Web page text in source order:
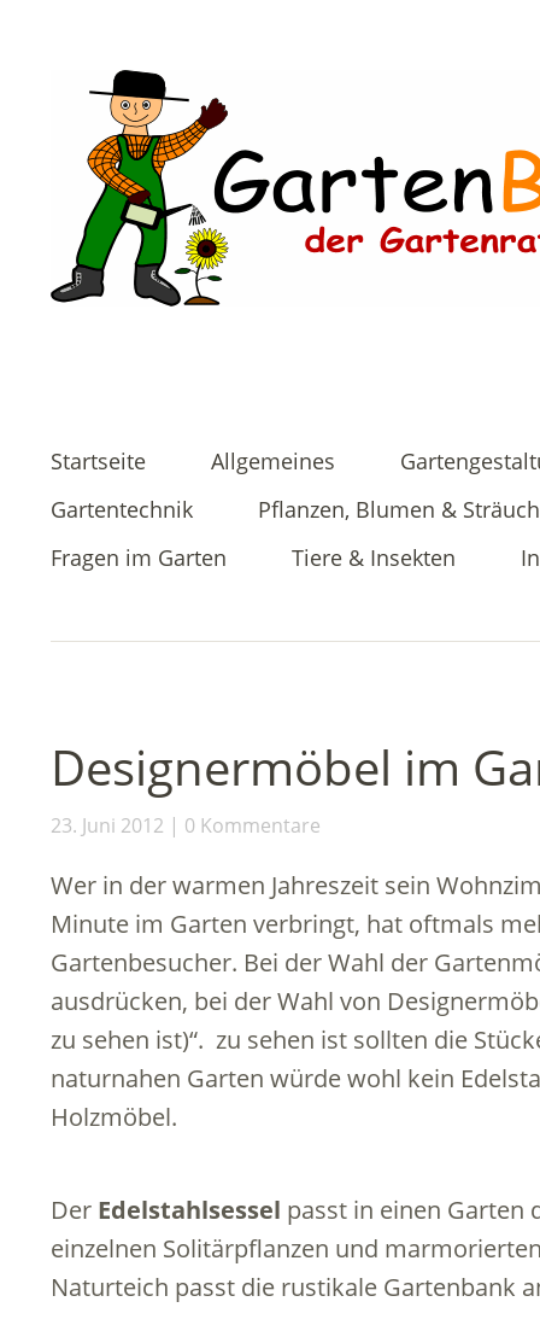
Startseite Allgemeines
Gartentechnik
Pflanzen, Blumen &
Fragen im Garten
Tiere & Insekten
Designermöbel im
23. Juni 2012 0 Kommentare
Wer in der warmen Jahreszeit sein
Minute im Garten verbringt, hat oftmals
Gartenbesucher. Bei der Wahl der
ausdrücken, bei der Wahl von
zu sehen ist)“. zu sehen ist sollten die
naturnahen Garten würde wohl kein
Holzmöbel.
Der Edelstahlsessel passt in einen
einzelnen Solitärpflanzen und
Naturteich passt die rustikale Gartenbank